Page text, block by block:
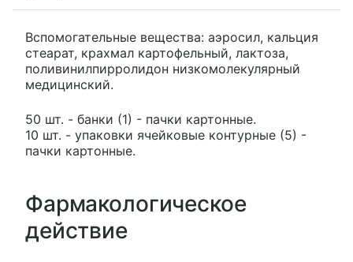
Вспомогательные вещества: аэросил, кальция
стеарат, крахмал картофельный, лактоза,
поливинилпирролидон низкомолекулярный
медицинский.
50 шт. - банки (1) - пачки картонные.
10 шт. - упаковки ячейковые контурные (5) -
пачки картонные.
Фармакологическое
действие